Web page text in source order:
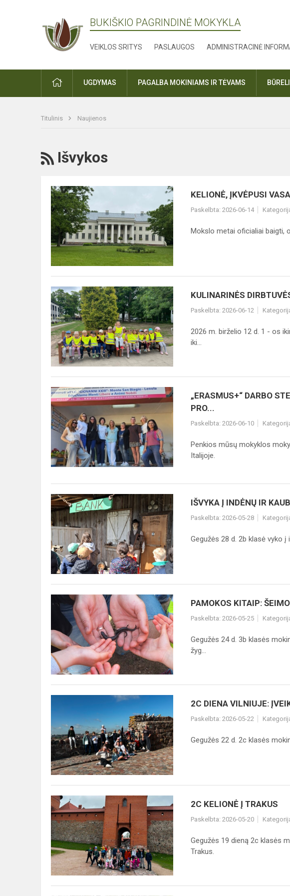
BUKIŠKIO PAGRINDINĖ MOKYKLA
VEIKLOS SRITYS PASLAUGOS ADMINISTRACINĖ
PRADŽIAUGDYMAS PAGALBA MOKINIAMS IR TĖVAMS
Titulinis Naujienos
RSS
Išvykos
KELIONĖ,
ĮKVĖPUSI
VASARAI
KELIONĖ, ĮKVĖPUSI
Paskelbta: 2026-06-14
Mokslo metai oficialiai baigti,
KULINARINĖS
DIRBTUVĖS
KULINARINĖS
Paskelbta: 2026-06-12
2026 m. birželio 12 d. 1 - os
iki...
„ERASMUS+“
DARBO
STEBĖJIMO
VIZITAS
ITALIJOJE
–
VERTINGA
„ERASMUS+“ DARBO
PRO...
Paskelbta: 2026-06-10
Penkios mūsų mokyklos
Italijoje.
IŠVYKA
Į
INDĖNŲ
IR
KAUBOJŲ
MIESTELĮ
IŠVYKA Į INDĖNŲ IR
Paskelbta: 2026-05-28
Gegužės 28 d. 2b klasė vyko į
PAMOKOS
KITAIP:
ŠEIMOS
DIENOS
ŽYGIS
KARMAZINŲ
TAKU
PAMOKOS KITAIP:
Paskelbta: 2026-05-25
Gegužės 24 d. 3b klasės
žyg...
VILNIUJE:
ĮVEIKTA
NET
10
KILOMETRŲ!
2C DIENA VILNIUJE:
Paskelbta: 2026-05-22
Gegužės 22 d. 2c klasės
2C
KELIONĖ
Į
TRAKUS
2C KELIONĖ Į TRAKUS
Paskelbta: 2026-05-20
Gegužės 19 dieną 2c klasės
Trakus.